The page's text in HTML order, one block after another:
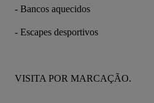
- Bancos aquecidos
- Escapes desportivos
VISITA POR MARCAÇÃO.